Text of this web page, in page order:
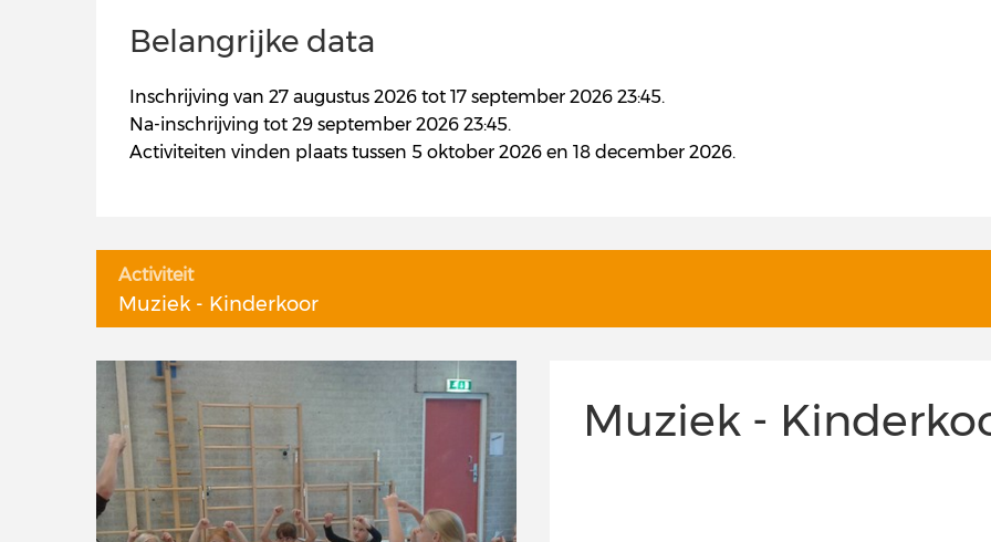
Belangrijke data
Inschrijving van 27 augustus 2026 tot 17 september 2026 23:45.
Na-inschrijving tot 29 september 2026 23:45.
Activiteiten vinden plaats tussen 5 oktober 2026 en 18 december 2026.
Activiteit
Muziek - Kinderkoor
Muziek -